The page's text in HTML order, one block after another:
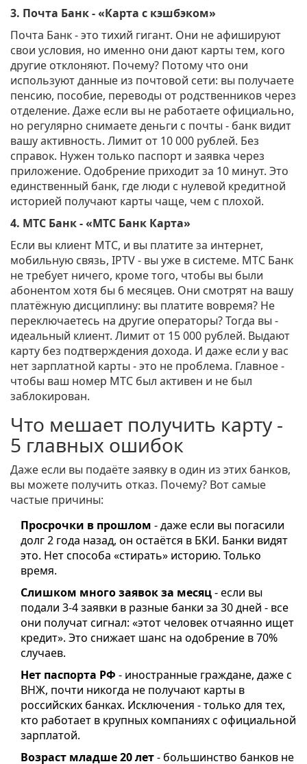
3. Почта Банк - «Карта с кэшбэком»
Почта Банк - это тихий гигант. Они не афишируют
свои условия, но именно они дают карты тем, кого
другие отклоняют. Почему? Потому что они
используют данные из почтовой сети: вы получаете
пенсию, пособие, переводы от родственников через
отделение. Даже если вы не работаете официально,
но регулярно снимаете деньги с почты - банк видит
вашу активность. Лимит от 10 000 рублей. Без
справок. Нужен только паспорт и заявка через
приложение. Одобрение приходит за 10 минут. Это
единственный банк, где люди с нулевой кредитной
историей получают карты чаще, чем с плохой.
4. МТС Банк - «МТС Банк Карта»
Если вы клиент МТС, и вы платите за интернет,
мобильную связь, IPTV - вы уже в системе. МТС Банк
не требует ничего, кроме того, чтобы вы были
абонентом хотя бы 6 месяцев. Они смотрят на вашу
платёжную дисциплину: вы платите вовремя? Не
переключаетесь на другие операторы? Тогда вы -
идеальный клиент. Лимит от 15 000 рублей. Выдают
карту без подтверждения дохода. И даже если у вас
нет зарплатной карты - это не проблема. Главное -
чтобы ваш номер МТС был активен и не был
заблокирован.
Что мешает получить карту -
5 главных ошибок
Даже если вы подаёте заявку в один из этих банков,
вы можете получить отказ. Почему? Вот самые
частые причины:
Просрочки в прошлом - даже если вы погасили
долг 2 года назад, он остаётся в БКИ. Банки видят
это. Нет способа «стирать» историю. Только
время.
Слишком много заявок за месяц- если вы
подали 3-4 заявки в разные банки за 30 дней - все
они получат сигнал: «этот человек отчаянно ищет
кредит». Это снижает шанс на одобрение в 70%
случаев.
Нет паспорта РФ - иностранные граждане, даже с
ВНЖ, почти никогда не получают карты в
российских банках. Исключения - только для тех,
кто работает в крупных компаниях с официальной
зарплатой.
Возраст младше 20 лет- большинство банков не